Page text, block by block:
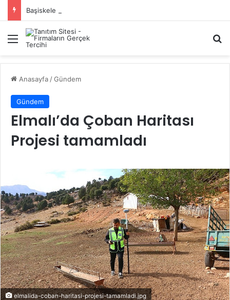
Başiskele Acil Çilingir Hizmeti İçin Doğru Adres Neresi?
Menü
Anasayfa /Gündem
Gündem
Elmalı’da Çoban Haritası
Projesi tamamladı
elmalida-coban-haritasi-projesi-tamamladi.jpg